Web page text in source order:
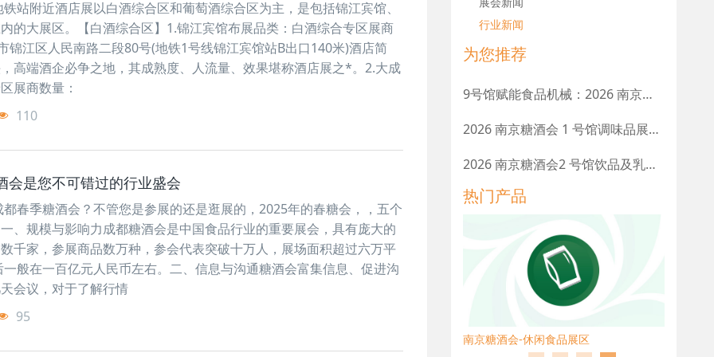
站附近酒店展以白酒综合区和葡萄酒综合区为主，是包括锦江宾馆、
的大展区。【白酒综合区】1.锦江宾馆布展品类：白酒综合专区展商
锦江区人民南路二段80号(地铁1号线锦江宾馆站B出口140米)酒店简
高端酒企必争之地，其成熟度、人流量、效果堪称酒店展之*。2.大成
展商数量：
110
会是您不可错过的行业盛会
春季糖酒会？不管您是参展的还是逛展的，2025年的春糖会，，五个
、规模与影响力成都糖酒会是中国食品行业的重要展会，具有庞大的
千家，参展商品数万种，参会代表突破十万人，展场面积超过六万平
般在一百亿元人民币左右。二、信息与沟通糖酒会富集信息、促进沟
会议，对于了解行情
95
行业新闻
为您推荐
9号馆赋能食品机械：2026 南京秋糖参展企业范围与流程升级
2026 南京糖酒会 1 号馆调味品展区：参展企业范围、展位类型、申请流程
2026 南京糖酒会2 号馆饮品及乳制品展区：参展条件、企业范围、报名流程
热门产品
南京糖酒会-休闲食品展区